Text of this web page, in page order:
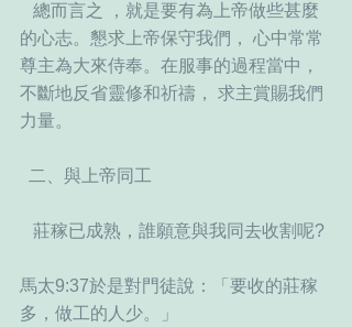
的心志。懇求上帝保守我們， 心中常常
尊主為大來侍奉。在服事的過程當中，
不斷地反省靈修和祈禱， 求主賞賜我們
力量。
  二、與上帝同工
   莊稼已成熟，誰願意與我同去收割呢?
馬太9:37於是對門徒說：「要收的莊稼
多，做工的人少。」